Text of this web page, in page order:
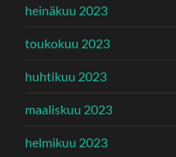
heinäkuu 2023
toukokuu 2023
huhtikuu 2023
maaliskuu 2023
helmikuu 2023